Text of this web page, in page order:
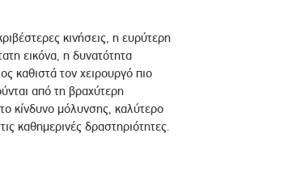
κινήσεις, η ευρύτερη
εικόνα, η δυνατότητα
καθιστά τον χειρουργό πιο
από τη βραχύτερη
κίνδυνο μόλυνσης, καλύτερο
καθημερινές δραστηριότητες.